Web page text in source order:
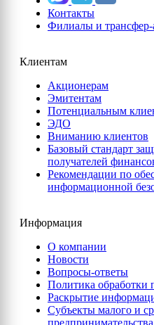
Контакты
Филиалы и трансфер-
Клиентам
Акционерам
Эмитентам
Потенциальным
ЭДО
Вниманию клиентов
Базовый стандарт
получателей
Рекомендации по
информационной
Информация
О компании
Новости
Вопросы-ответы
Политика обработки
Раскрытие
Субъекты малого и
предпринимательства